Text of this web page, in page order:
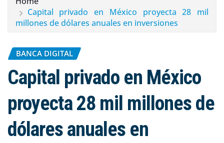
Capital privado en México proyecta 28 mil
millones de dólares anuales en inversiones
BANCA DIGITAL
Capital privado en México
proyecta 28 mil millones de
dólares anuales en